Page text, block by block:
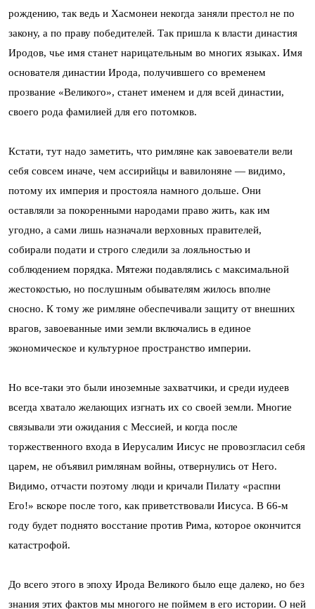
рождению, так ведь и Хасмонеи некогда заняли престол не по
закону, а по праву победителей. Так пришла к власти династия
Иродов, чье имя станет нарицательным во многих языках. Имя
основателя династии Ирода, получившего со временем
прозвание «Великого», станет именем и для всей династии,
своего рода фамилией для его потомков.
Кстати, тут надо заметить, что римляне как завоеватели вели
себя совсем иначе, чем ассирийцы и вавилоняне — видимо,
потому их империя и простояла намного дольше. Они
оставляли за покоренными народами право жить, как им
угодно, а сами лишь назначали верховных правителей,
собирали подати и строго следили за лояльностью и
соблюдением порядка. Мятежи подавлялись с максимальной
жестокостью, но послушным обывателям жилось вполне
сносно. К тому же римляне обеспечивали защиту от внешних
врагов, завоеванные ими земли включались в единое
экономическое и культурное пространство империи.
Но все-таки это были иноземные захватчики, и среди иудеев
всегда хватало желающих изгнать их со своей земли. Многие
связывали эти ожидания с Мессией, и когда после
торжественного входа в Иерусалим Иисус не провозгласил себя
царем, не объявил римлянам войны, отвернулись от Него.
Видимо, отчасти поэтому люди и кричали Пилату «распни
Его!» вскоре после того, как приветствовали Иисуса. В 66-м
году будет поднято восстание против Рима, которое окончится
катастрофой.
До всего этого в эпоху Ирода Великого было еще далеко, но без
знания этих фактов мы многого не поймем в его истории. О ней